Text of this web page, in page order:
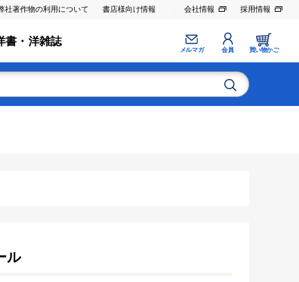
社著作物の利用について 書店様向け情報 会社情報 採用情報
書・洋雑誌
メルマガ 会員 買い物かご
ル